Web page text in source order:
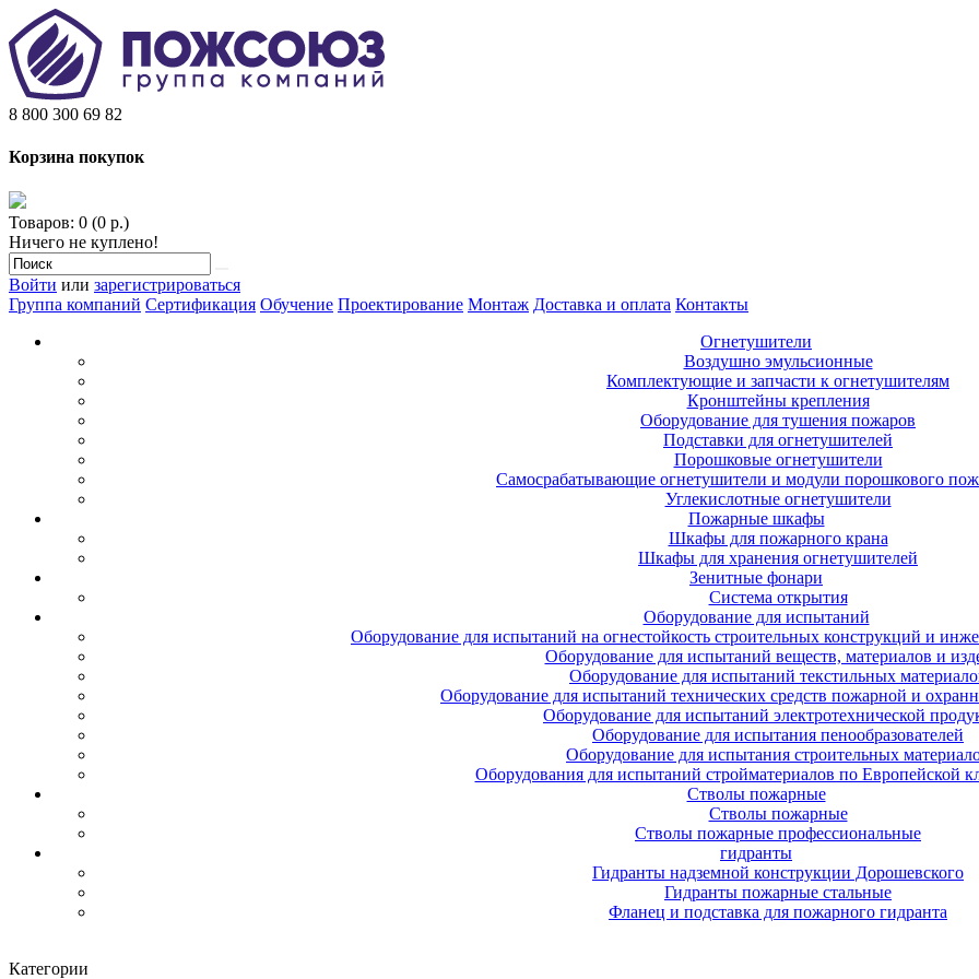
8 800 300 69 82
Корзина покупок
Товаров: 0 (0 р.)
Ничего не куплено!
Войти или зарегистрироваться
Группа компаний Сертификация Обучение Проектирование Монтаж Доставка и оплата Контакты
Огнетушители
Воздушно эмульсионные
Комплектующие и запчасти к огнетушителям
Кронштейны крепления
Оборудование для тушения пожаров
Подставки для огнетушителей
Порошковые огнетушители
Самосрабатывающие огнетушители и модули порошкового
Углекислотные огнетушители
Пожарные шкафы
Шкафы для пожарного крана
Шкафы для хранения огнетушителей
Зенитные фонари
Система открытия
Оборудование для испытаний
Оборудование для испытаний на огнестойкость строительных конструкций и
Оборудование для испытаний веществ, материалов и
Оборудование для испытаний текстильных
Оборудование для испытаний технических средств пожарной и
Оборудование для испытаний электротехнической
Оборудование для испытания пенообразователей
Оборудование для испытания строительных
Оборудования для испытаний стройматериалов по Европейской
Стволы пожарные
Стволы пожарные
Стволы пожарные профессиональные
гидранты
Гидранты надземной конструкции Дорошевского
Гидранты пожарные стальные
Фланец и подставка для пожарного гидранта
Категории